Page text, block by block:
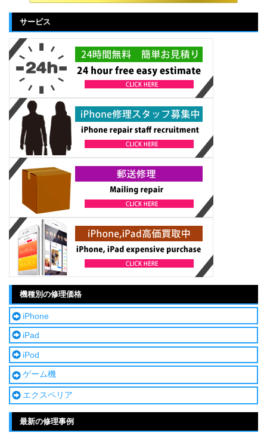
サービス
機種別の修理価格
iPhone
iPad
iPod
ゲーム機
エクスペリア
最新の修理事例